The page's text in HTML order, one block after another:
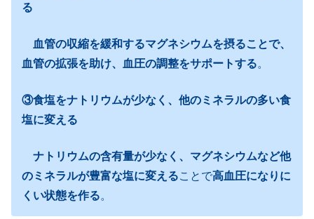
る
血管の収縮を緩和するマグネシウムを摂ることで、
血管の拡張を助け、血圧の調整をサポートする。
③食塩をナトリウムが少なく、他のミネラルの多い食
塩に変える
ナトリウムの含有量が少なく、マグネシウムなど他
のミネラルが豊富な塩に変えることで高血圧になりに
くい状態を作る。